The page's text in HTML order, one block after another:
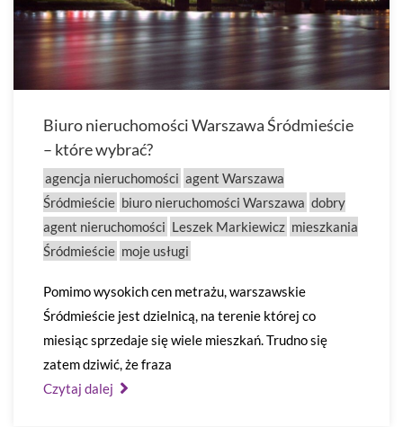
Biuro nieruchomości Warszawa Śródmieście
– które wybrać?
agencja nieruchomości agent Warszawa
Śródmieście biuro nieruchomości Warszawa dobry
agent nieruchomości Leszek Markiewicz mieszkania
Śródmieście moje usługi
Pomimo wysokich cen metrażu, warszawskie
Śródmieście jest dzielnicą, na terenie której co
miesiąc sprzedaje się wiele mieszkań. Trudno się
zatem dziwić, że fraza
Czytaj dalej